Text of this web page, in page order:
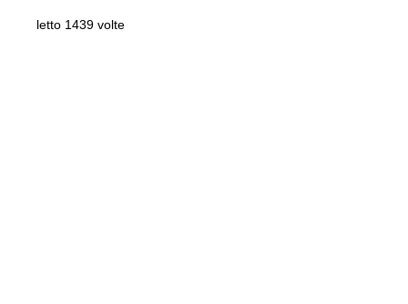
letto 1439 volte